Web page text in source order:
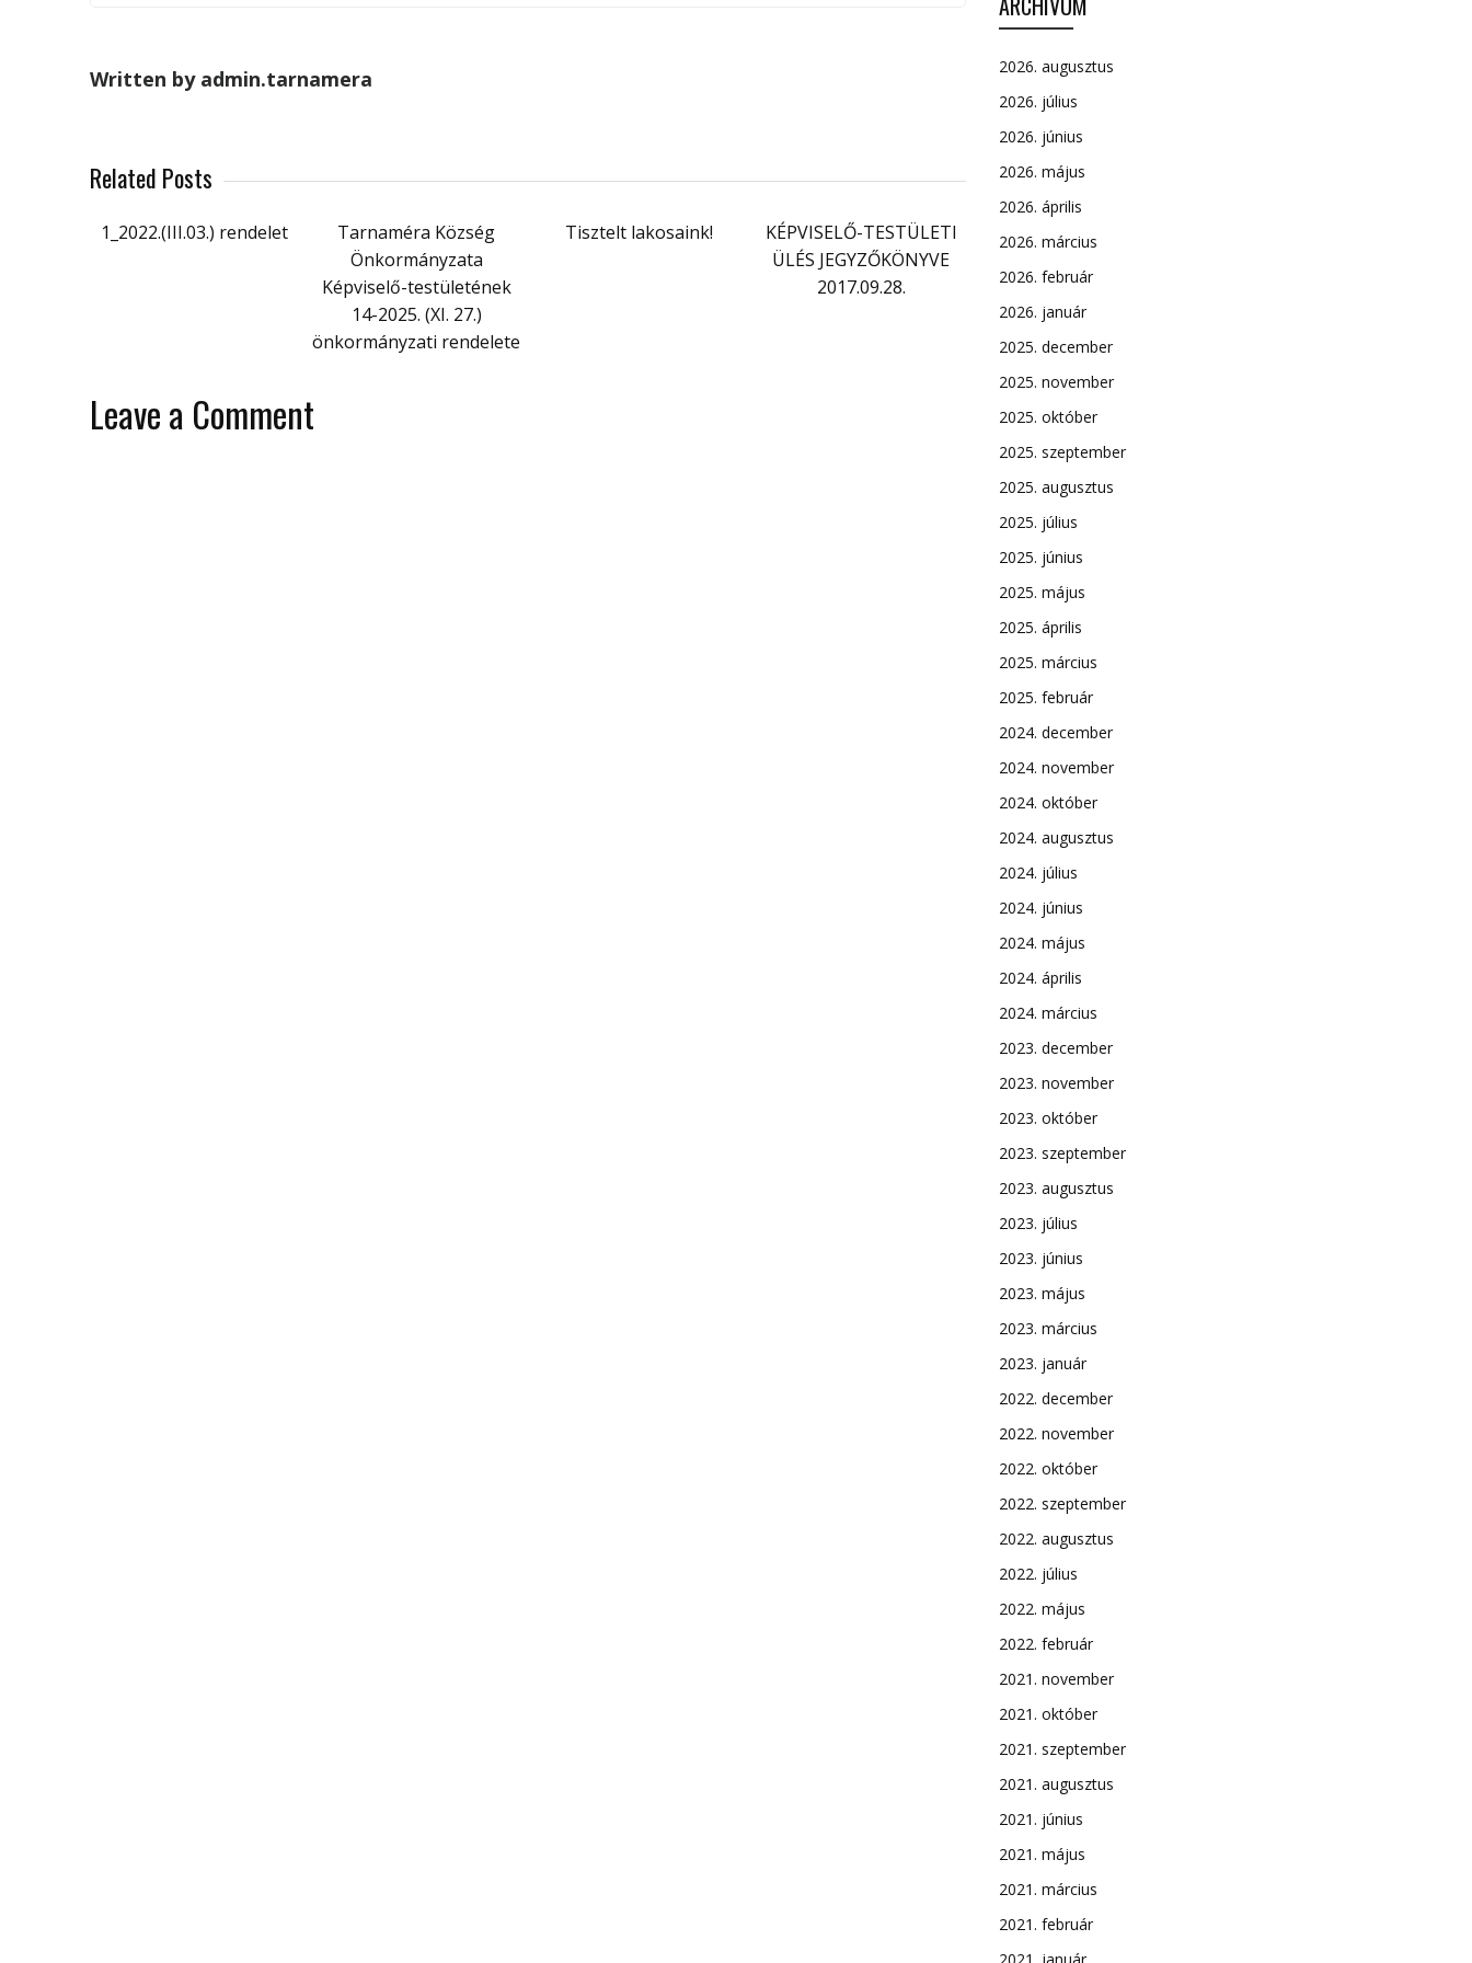
Written by admin.tarnamera
Related Posts
1_2022.(III.03.) rendelet
Tarnaméra Község
Önkormányzata
Képviselő-testületének
14-2025. (XI. 27.)
önkormányzati rendelete
Tisztelt lakosaink!
KÉPVISELŐ-TESTÜLETI
ÜLÉS JEGYZŐKÖNYVE
2017.09.28.
Leave a Comment
2026. augusztus
2026. július
2026. június
2026. május
2026. április
2026. március
2026. február
2026. január
2025. december
2025. november
2025. október
2025. szeptember
2025. augusztus
2025. július
2025. június
2025. május
2025. április
2025. március
2025. február
2024. december
2024. november
2024. október
2024. augusztus
2024. július
2024. június
2024. május
2024. április
2024. március
2023. december
2023. november
2023. október
2023. szeptember
2023. augusztus
2023. július
2023. június
2023. május
2023. március
2023. január
2022. december
2022. november
2022. október
2022. szeptember
2022. augusztus
2022. július
2022. május
2022. február
2021. november
2021. október
2021. szeptember
2021. augusztus
2021. június
2021. május
2021. március
2021. február